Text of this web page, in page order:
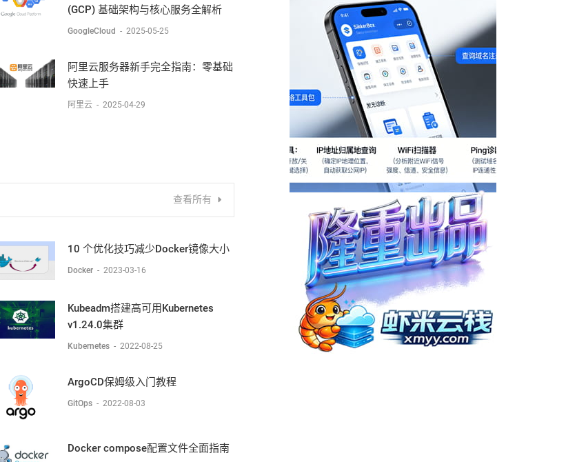
(GCP) 基础架构与核心服务全解析
GoogleCloud - 2025-05-25
阿里云服务器新手完全指南：零基础
快速上手​​
阿里云 - 2025-04-29
查看所有
10 个优化技巧减少Docker镜像大小
Docker - 2023-03-16
Kubeadm搭建高可用Kubernetes
v1.24.0集群
Kubernetes - 2022-08-25
ArgoCD保姆级入门教程
GitOps - 2022-08-03
Docker compose配置文件全面指南